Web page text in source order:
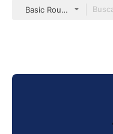
Basic Rounded Filled